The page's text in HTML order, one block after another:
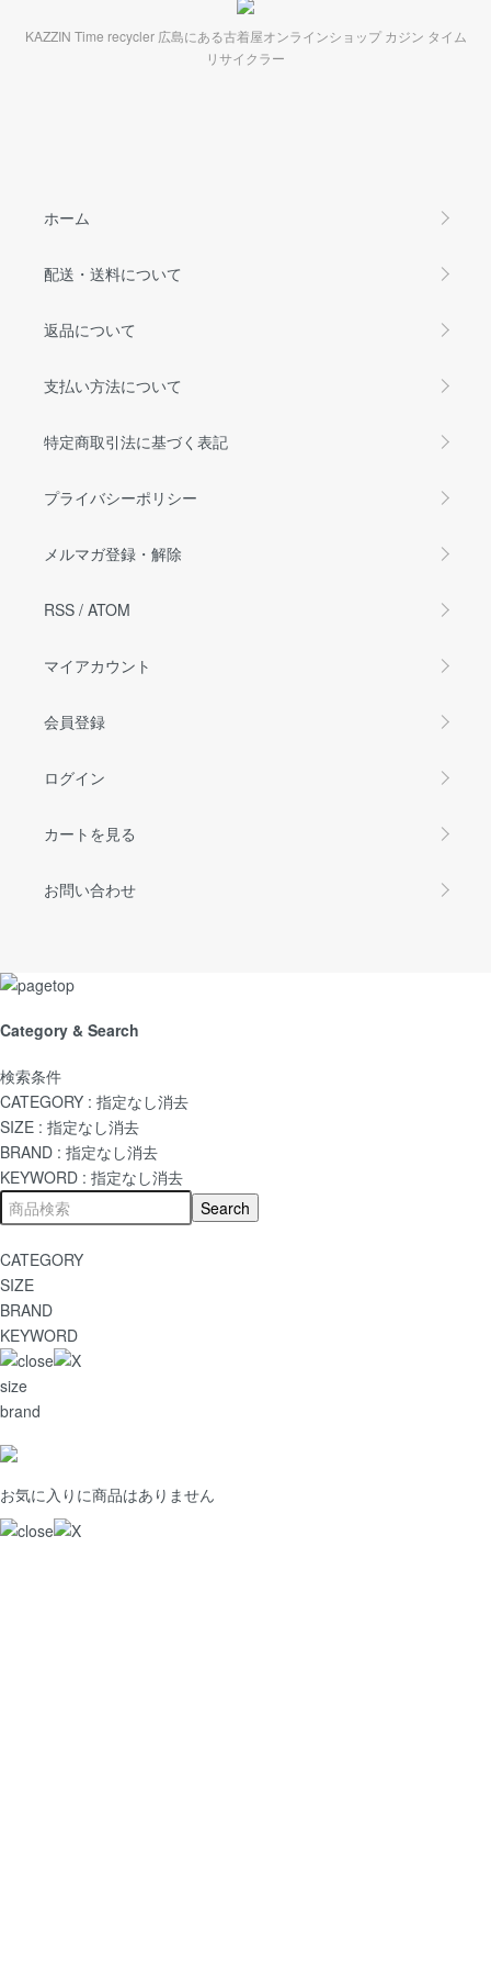
KAZZIN Time recycler 広島にある古着屋オンラインショップ カジン タイム
リサイクラー
ホーム
配送・送料について
返品について
支払い方法について
特定商取引法に基づく表記
プライバシーポリシー
メルマガ登録・解除
RSS / ATOM
マイアカウント
会員登録
ログイン
カートを見る
お問い合わせ
Category & Search
検索条件
CATEGORY : 指定なし消去
SIZE : 指定なし消去
BRAND : 指定なし消去
KEYWORD : 指定なし消去
CATEGORY
SIZE
BRAND
KEYWORD
size
brand
お気に入りに商品はありません